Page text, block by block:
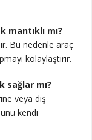
mı?
Bu nedenle araç
kolaylaştırır.
sağlar mı?
veya dış
kendi